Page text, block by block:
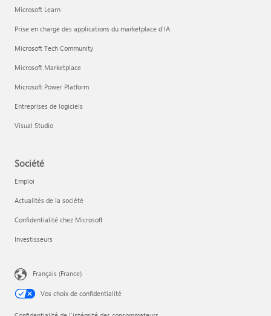
Microsoft Learn
Prise en charge des applications du marketplace d’IA
Microsoft Tech Community
Microsoft Marketplace
Microsoft Power Platform
Entreprises de logiciels
Visual Studio
Société
Emploi
Actualités de la société
Confidentialité chez Microsoft
Investisseurs
Français (France)
Vos choix de confidentialité